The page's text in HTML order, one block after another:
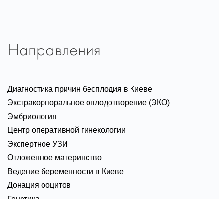
Направления
Диагностика причин бесплодия в Киеве
Экстракорпоральное оплодотворение (ЭКО)
Эмбриология
Центр оперативной гинекологии
Экспертное УЗИ
Отложенное материнство
Ведение беременности в Киеве
Донация ооцитов